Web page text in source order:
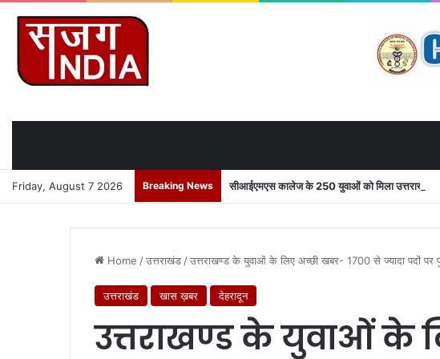
Friday, August 7 2026 Breaking News सीआईएमएस कालेज के 250 युवाओं को मिला उत्तराखंड से
Home /उत्तराखंड /उत्तराखण्ड के युवाओं के लिए अच्छी खबर- 1700 से ज्यादा पदों पर
उत्तराखंड खास ख़बर देहरादून
उत्तराखण्ड के युवाओं के